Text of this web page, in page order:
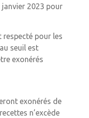
2023 pour
respecté pour les
seuil est
exonérés
exonérés de
n’excède